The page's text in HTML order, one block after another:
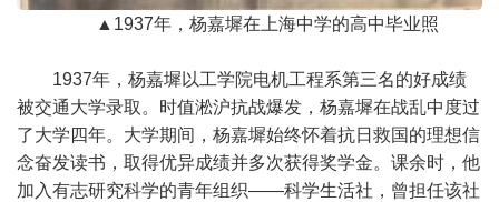
▲1937年，杨嘉墀在上海中学的高中毕业照
1937年，杨嘉墀以工学院电机工程系第三名的好成绩
被交通大学录取。时值淞沪抗战爆发，杨嘉墀在战乱中度过
了大学四年。大学期间，杨嘉墀始终怀着抗日救国的理想信
念奋发读书，取得优异成绩并多次获得奖学金。课余时，他
加入有志研究科学的青年组织——科学生活社，曾担任该社